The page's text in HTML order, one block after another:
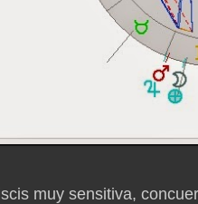
muy sensitiva,